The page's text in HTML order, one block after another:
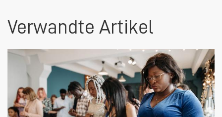
Verwandte Artikel